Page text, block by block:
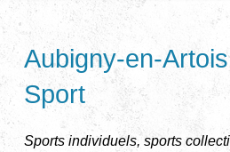
Aubigny-en-
Sport
Sports individuels, sports